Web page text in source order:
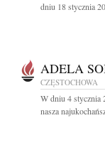
dniu 18 stycznia
ADELA
CZĘSTOCHOWA
W dniu 4 stycznia
nasza